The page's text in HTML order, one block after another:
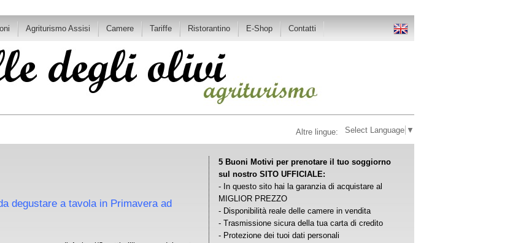
Agriturismo Assisi Camere Tariffe Ristorantino E-Shop Contatti
Select Language ▼
Altre lingue:
degustare a tavola in Primavera ad
5 Buoni Motivi per prenotare il tuo soggiorno
sul nostro SITO UFFICIALE:
- In questo sito hai la garanzia di acquistare al
MIGLIOR PREZZO
- Disponibilità reale delle camere in vendita
- Trasmissione sicura della tua carta di credito
- Protezione dei tuoi dati personali